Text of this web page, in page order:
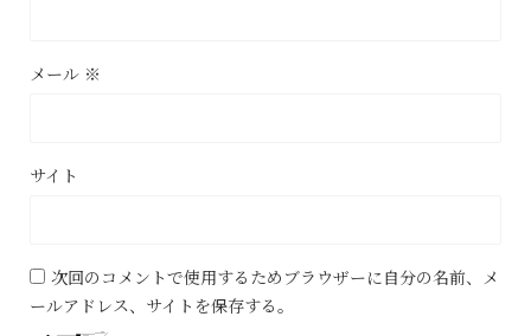
メール ※
サイト
次回のコメントで使用するためブラウザーに自分の名前、メ
ールアドレス、サイトを保存する。